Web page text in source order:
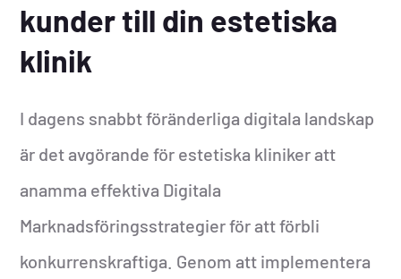
kunder till din estetiska
klinik
I dagens snabbt föränderliga digitala landskap
är det avgörande för estetiska kliniker att
anamma effektiva Digitala
Marknadsföringsstrategier för att förbli
konkurrenskraftiga. Genom att implementera